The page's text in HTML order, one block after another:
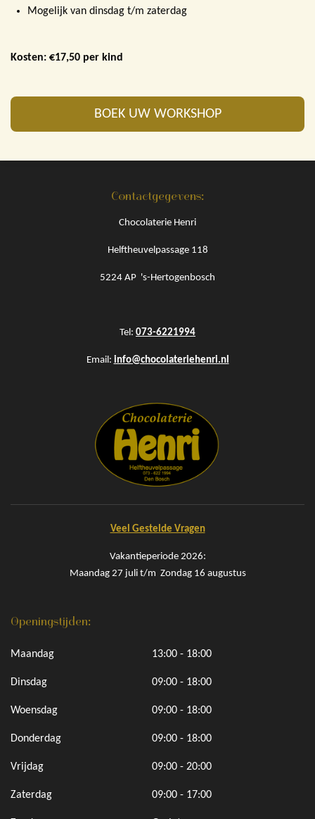
Mogelijk van dinsdag t/m zaterdag
Kosten: €17,50 per kind
BOEK UW WORKSHOP
Contactgegevens:
Chocolaterie Henri
Helftheuvelpassage 118
5224 AP 's-Hertogenbosch
Tel: 073-6221994
Email : info@chocolateriehenri.nl
Veel Gestelde Vragen
Vakantieperiode 2026:
Maandag 27 juli t/m Zondag 16 augustus
Openingstijden:
Maandag 13:00 - 18:00
Dinsdag 09:00 - 18:00
Woensdag 09:00 - 18:00
Donderdag 09:00 - 18:00
Vrijdag 09:00 - 20:00
Zaterdag 09:00 - 17:00